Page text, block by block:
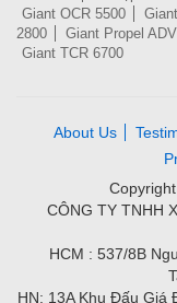
Giant OCR 5500
2800
Giant Propel
Giant TCR 6700
About Us
CÔNG TY TNHH
HCM : 537/8B
HN: 13A Khu Đấu Giá